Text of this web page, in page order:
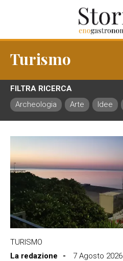
Turismo
FILTRA RICERCA
Archeologia
Arte Idee
TURISMO
La redazione
7 Agosto 2026